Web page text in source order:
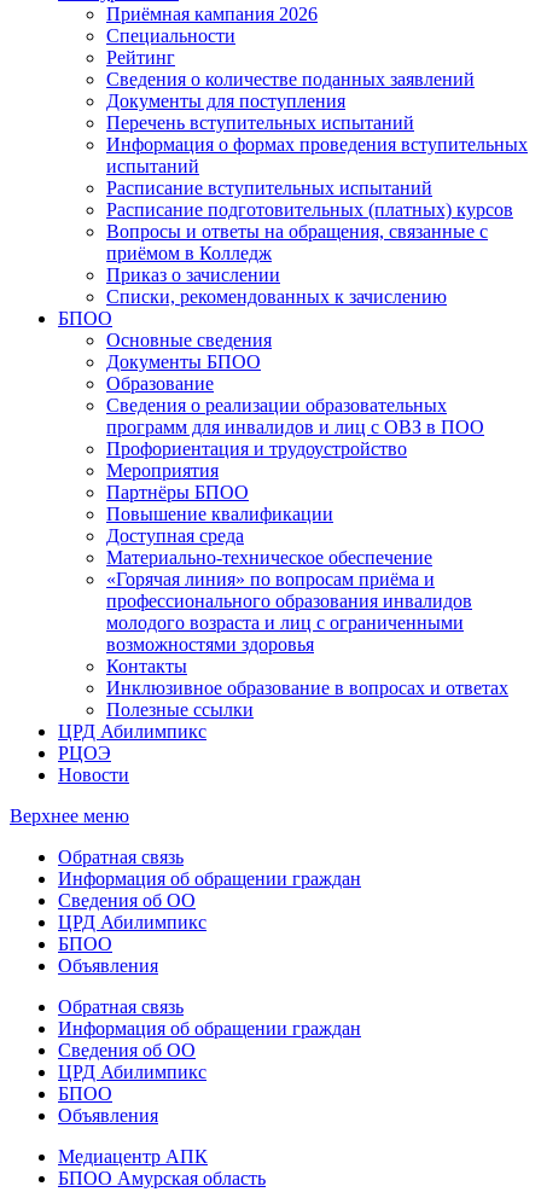
Приёмная кампания 2026
Специальности
Рейтинг
Сведения о количестве поданных заявлений
Документы для поступления
Перечень вступительных испытаний
Информация о формах проведения вступительных
испытаний
Расписание вступительных испытаний
Расписание подготовительных (платных) курсов
Вопросы и ответы на обращения, связанные с
приёмом в Колледж
Приказ о зачислении
Списки, рекомендованных к зачислению
БПОО
Основные сведения
Документы БПОО
Образование
Сведения о реализации образовательных
программ для инвалидов и лиц с ОВЗ в ПОО
Профориентация и трудоустройство
Мероприятия
Партнёры БПОО
Повышение квалификации
Доступная среда
Материально-техническое обеспечение
«Горячая линия» по вопросам приёма и
профессионального образования инвалидов
молодого возраста и лиц с ограниченными
возможностями здоровья
Контакты
Инклюзивное образование в вопросах и ответах
Полезные ссылки
ЦРД Абилимпикс
РЦОЭ
Новости
Верхнее меню
Обратная связь
Информация об обращении граждан
Сведения об ОО
ЦРД Абилимпикс
БПОО
Объявления
Обратная связь
Информация об обращении граждан
Сведения об ОО
ЦРД Абилимпикс
БПОО
Объявления
Медиацентр АПК
БПОО Амурская область